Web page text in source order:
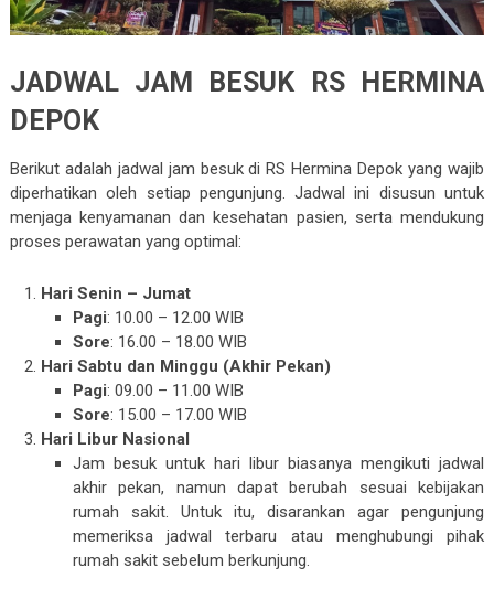
JADWAL JAM BESUK RS HERMINA
DEPOK
Berikut adalah jadwal jam besuk di RS Hermina Depok yang wajib
diperhatikan oleh setiap pengunjung. Jadwal ini disusun untuk
menjaga kenyamanan dan kesehatan pasien, serta mendukung
proses perawatan yang optimal:
Hari Senin – Jumat
Pagi: 10.00 – 12.00 WIB
Sore: 16.00 – 18.00 WIB
Hari Sabtu dan Minggu (Akhir Pekan)
Pagi: 09.00 – 11.00 WIB
Sore: 15.00 – 17.00 WIB
Hari Libur Nasional
Jam besuk untuk hari libur biasanya mengikuti jadwal
akhir pekan, namun dapat berubah sesuai kebijakan
rumah sakit. Untuk itu, disarankan agar pengunjung
memeriksa jadwal terbaru atau menghubungi pihak
rumah sakit sebelum berkunjung.